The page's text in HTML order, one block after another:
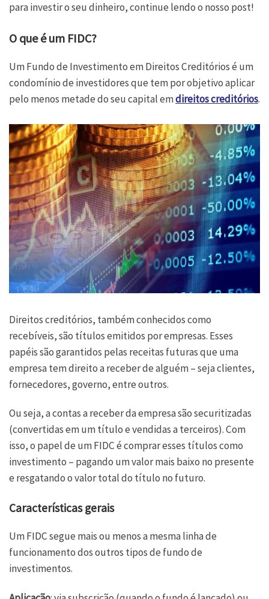
para investir o seu dinheiro, continue lendo o nosso post!
O que é um FIDC?
Um Fundo de Investimento em Direitos Creditórios é um
condomínio de investidores que tem por objetivo aplicar
pelo menos metade do seu capital emdireitos creditórios.
Direitos creditórios, também conhecidos como
recebíveis, são títulos emitidos por empresas. Esses
papéis são garantidos pelas receitas futuras que uma
empresa tem direito a receber de alguém – seja clientes,
fornecedores, governo, entre outros.
Ou seja, a contas a receber da empresa são securitizadas
(convertidas em um título e vendidas a terceiros). Com
isso, o papel de um FIDC é comprar esses títulos como
investimento – pagando um valor mais baixo no presente
e resgatando o valor total do título no futuro.
Características gerais
Um FIDC segue mais ou menos a mesma linha de
funcionamento dos outros tipos de fundo de
investimentos.